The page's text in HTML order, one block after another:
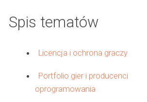
Spis tematów
Licencja i ochrona graczy
Portfolio gier i producenci
oprogramowania